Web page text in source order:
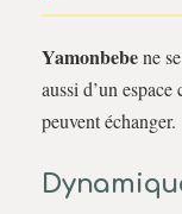
Yamonbebene
aussi d’un
peuvent échanger.